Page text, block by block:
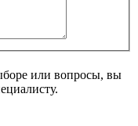
или вопросы, вы